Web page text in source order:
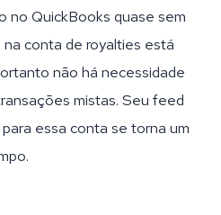
no QuickBooks quase sem
conta de royalties está
não há necessidade
mistas. Seu feed
essa conta se torna um